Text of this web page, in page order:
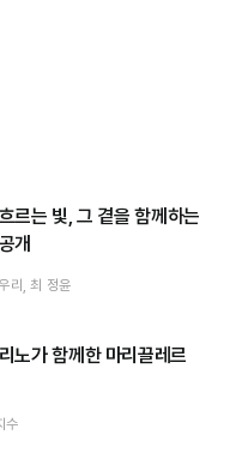
르는 빛, 그 곁을 함께하는
개
리, 최 정윤
노가 함께한 마리끌레르
수